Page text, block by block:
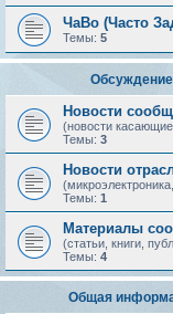
ЧаВо (Часто
Темы: 5
Новости
(новости
Темы: 3
Новости
Темы: 1
Материалы
(статьи, книги,
Темы: 4
Общая